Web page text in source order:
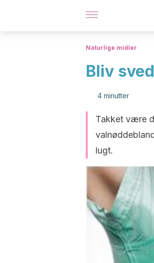
Naturlige midler
Bliv
4 minutter
Takket være
lugt.